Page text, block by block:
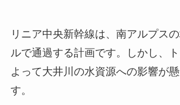
リニア中央新幹線は、南アルプス
ルで通過する計画です。しかし、
よって大井川の水資源への影響が
す。